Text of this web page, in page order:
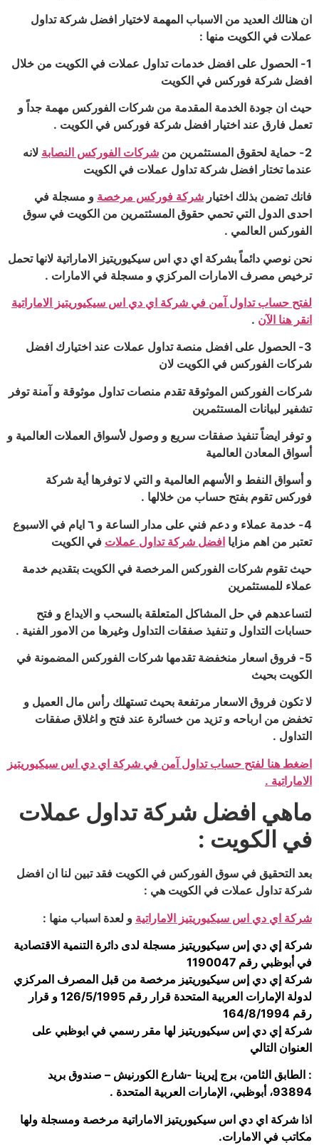
ان هنالك العديد من الاسباب المهمة لاختيار افضل شركة تداول
عملات في الكويت منها :
1- الحصول على افضل خدمات تداول عملات في الكويت من خلال
افضل شركة فوركس في الكويت
حيث ان جودة الخدمة المقدمة من شركات الفوركس مهمة جداً و
تعمل فارق عند اختيار افضل شركة فوركس في الكويت .
2- حماية لحقوق المستثمرين من
شركات الفوركس النصابة لانه
عندما تختار افضل شركة تداول عملات في الكويت
فانك تضمن بذلك اختيار شركة فوركس مرخصة و مسجلة في
احدى الدول التي تحمي حقوق المسثتمرين من الكويت في سوق
الفوركس العالمي .
نحن نوصي دائماً بشركة اي دي اس سيكيوريتيز الاماراتية لانها تحمل
ترخيص مصرف الامارات المركزي و مسجلة في الامارات .
لفتح حساب تداول آمن في شركة اي دي اس سيكيوريتيز الاماراتية
انقر هنا الآن .
3- الحصول على افضل منصة تداول عملات عند اختيارك افضل
شركات الفوركس في الكويت لان
شركات الفوركس الموثوقة تقدم منصات تداول موثوقة و آمنة توفر
تشفير لبيانات المستثمرين
و توفر ايضاً تنفيذ صفقات سريع و وصول لأسواق العملات العالمية و
أسواق المعادن العالمية
و أسواق النفط و الأسهم العالمية و التي لا توفرها أية شركة
فوركس تقوم بفتح حساب من خلالها .
4- خدمة عملاء و دعم فني على مدار الساعة و ٦ ايام في الاسبوع
تعتبر من اهم مزايا افضل شركة تداول عملات في الكويت
حيث تقوم شركات الفوركس المرخصة في الكويت بتقديم خدمة
عملاء للمستثمرين
لتساعدهم في حل المشاكل المتعلقة بالسحب و الايداع و فتح
حسابات التداول و تنفيذ صفقات التداول وغيرها من الامور الفنية .
5- فروق اسعار منخفضة تقدمها شركات الفوركس المضمونة في
الكويت بحيث
لا تكون فروق الاسعار مرتفعة بحيث تستهلك رأس مال العميل و
تخفض من ارباحه و تزيد من خسائرة عند فتح و اغلاق صفقات
التداول .
اضغط هنا لفتح حساب تداول آمن في شركة اي دي اس سيكيوريتيز
الاماراتية .
ماهي افضل شركة تداول عملات
في الكويت :
بعد التحقيق في سوق الفوركس في الكويت فقد تبين لنا ان افضل
شركة تداول عملات في الكويت هي :
شركة اي دي اس سيكيوريتيز الاماراتية و لعدة اسباب منها :
شركة إي دي إس سيكيوريتيز مسجلة لدى دائرة التنمية الاقتصادية
في أبوظبي رقم 1190047
شركة إي دي إس سيكيوريتيز مرخصة من قبل المصرف المركزي
لدولة الإمارات العربية المتحدة قرار رقم 126/5/1995 و قرار
رقم 164/8/1994
شركة إي دي إس سيكيوريتيز لها مقر رسمي في ابوظبي على
العنوان التالي
: الطابق الثامن، برج إيرينا -شارع الكورنيش – صندوق بريد
93894، أبوظبي، الإمارات العربية المتحدة .
اذا شركة اي دي اس سيكيوريتيز الاماراتية مرخصة ومسجلة ولها
مكاتب في الامارات.